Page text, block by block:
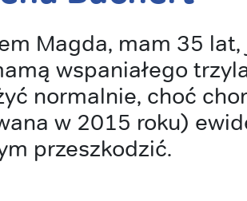
Magda, mam 35
wspaniałego
normalnie, choć
w 2015 roku)
przeszkodzić.